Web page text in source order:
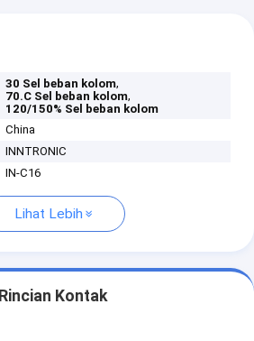
30 Sel beban kolom,
70.C Sel beban kolom,
120/150% Sel beban kolom
China
INNTRONIC
IN-C16
Lihat Lebih
Rincian Kontak